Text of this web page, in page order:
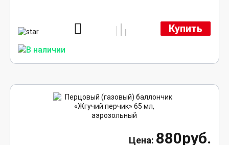
Купить
880руб.